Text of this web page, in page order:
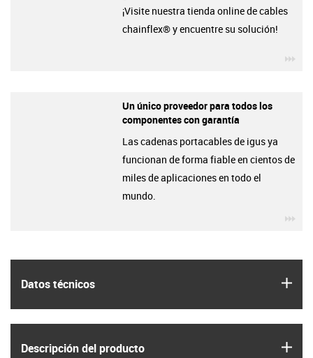
Datos técnicos
Descripción del producto
¡Visite nuestra tienda online de cables
chainflex® y encuentre su solución!
Un único proveedor para todos los
componentes con garantía
Las cadenas portacables de igus ya
funcionan de forma fiable en cientos de
miles de aplicaciones en todo el
mundo.